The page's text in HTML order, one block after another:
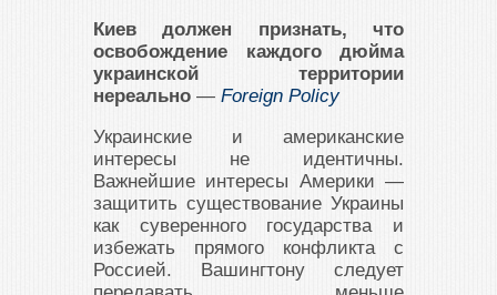
Киев должен признать, что
освобождение каждого дюйма
украинской территории
нереально — Foreign Policy
Украинские и американские
интересы не идентичны.
Важнейшие интересы Америки —
защитить существование Украины
как суверенного государства и
избежать прямого конфликта с
Россией. Вашингтону следует